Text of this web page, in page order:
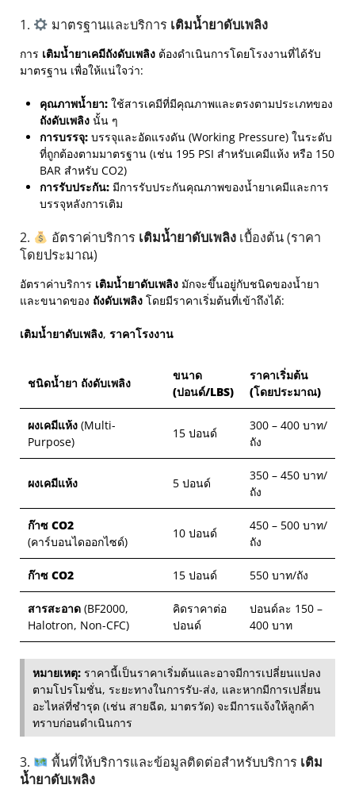
1. มาตรฐานและบริการ เติมน้ำยาดับเพลิง
การ เติมน้ำยาเคมีถังดับเพลิง ต้องดำเนินการโดยโรงงานที่ได้รับ
มาตรฐาน เพื่อให้แน่ใจว่า:
คุณภาพน้ำยา: ใช้สารเคมีที่มีคุณภาพและตรงตามประเภทของ
ถังดับเพลิง นั้น ๆ
การบรรจุ: บรรจุและอัดแรงดัน (Working Pressure) ในระดับ
ที่ถูกต้องตามมาตรฐาน (เช่น 195 PSI สำหรับเคมีแห้ง หรือ 150
BAR สำหรับ CO2)
การรับประกัน: มีการรับประกันคุณภาพของน้ำยาเคมีและการ
บรรจุหลังการเติม
2. อัตราค่าบริการ เติมน้ำยาดับเพลิงเบื้องต้น (ราคา
โดยประมาณ)
อัตราค่าบริการ เติมน้ำยาดับเพลิง มักจะขึ้นอยู่กับชนิดของน้ำยา
และขนาดของ ถังดับเพลิง โดยมีราคาเริ่มต้นที่เข้าถึงได้:
เติมน้ำยาดับเพลิง, ราคาโรงงาน
ชนิดน้ำยา ถังดับเพลิง
ขนาด
(ปอนด์/LBS)
ราคาเริ่มต้น
(โดยประมาณ)
ผงเคมีแห้ง (Multi-
Purpose)
15 ปอนด์
300 – 400 บาท/
ถัง
ผงเคมีแห้ง 5 ปอนด์
350 – 450 บาท/
ถัง
ก๊าซ CO2
(คาร์บอนไดออกไซด์)
10 ปอนด์
450 – 500 บาท/
ถัง
ก๊าซ CO2 15 ปอนด์ 550 บาท/ถัง
สารสะอาด (BF2000,
Halotron, Non-CFC)
คิดราคาต่อ
ปอนด์
ปอนด์ละ 150 –
400 บาท
หมายเหตุ: ราคานี้เป็นราคาเริ่มต้นและอาจมีการเปลี่ยนแปลง
ตามโปรโมชั่น, ระยะทางในการรับ-ส่ง, และหากมีการเปลี่ยน
อะไหล่ที่ชำรุด (เช่น สายฉีด, มาตรวัด) จะมีการแจ้งให้ลูกค้า
ทราบก่อนดำเนินการ
3. พื้นที่ให้บริการและข้อมูลติดต่อสำหรับบริการ เติม
น้ำยาดับเพลิง